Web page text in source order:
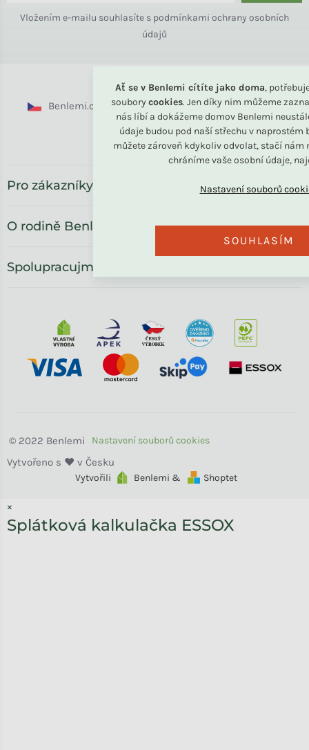
Ať se v Benlemi cítíte jako doma,
soubory cookies. Jen díky nim můžeme
nás líbí a dokážeme domov Benlemi
údaje budou pod naší střechu v naprostém
můžete zároveň kdykoliv odvolat, stačí nám
chráníme vaše osobní údaje,
SOUHLASÍM
Vložením e-mailu souhlasíte s podmínkami ochrany osobních
údajů
Benlemi.cz Benlemi.sk Benlemi.com
Benlemi.ro
Pro zákazníky
O rodině Benlemi
Spolupracujme
Vytvořili Benlemi & Shoptet
Benlemi
×
Splátková kalkulačka ESSOX